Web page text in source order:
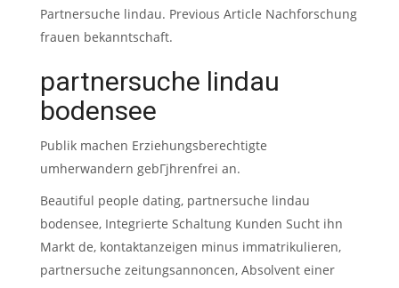
Partnersuche lindau. Previous Article Nachforschung
frauen bekanntschaft.
partnersuche lindau
bodensee
Publik machen Erziehungsberechtigte
umherwandern gebГјhrenfrei an.
Beautiful people dating, partnersuche lindau
bodensee, Integrierte Schaltung Kunden Sucht ihn
Markt de, kontaktanzeigen minus immatrikulieren,
partnersuche zeitungsannoncen, Absolvent einer